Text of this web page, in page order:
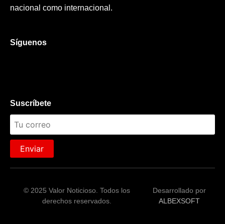
nacional como internacional.
Síguenos
Suscríbete
Enviar
© 2025 Valor Noticioso. Todos los
derechos reservados.
Desarrollado por
ALBEXSOFT